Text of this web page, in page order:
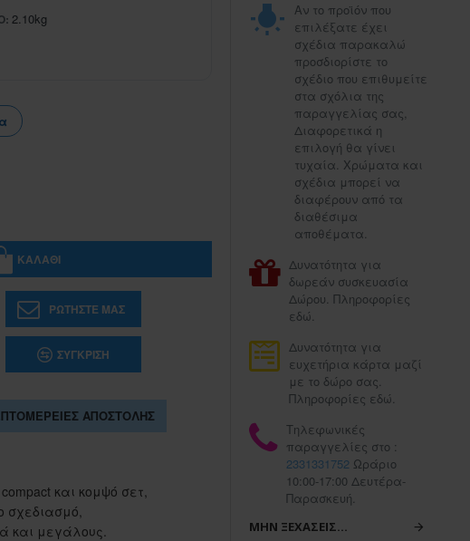
2.10kg
ΚΑΛΆΘΙ
ΡΩΤΉΣΤΕ ΜΑΣ
ΣΎΓΚΡΙΣΗ
ΑΠΟΣΤΟΛΉΣ
και κομψό σετ,
σχεδιασμό,
και μεγάλους.
Αν το προϊόν που
επιλέξατε έχει
σχέδια παρακαλώ
προσδιορίστε το
σχέδιο που επιθυμείτε
στα σχόλια της
παραγγελίας σας,
Διαφορετικά η
επιλογή θα γίνει
τυχαία. Χρώματα και
σχέδια μπορεί να
διαφέρουν από τα
διαθέσιμα
αποθέματα.
Δυνατότητα για
δωρεάν συσκευασία
Δώρου. Πληροφορίες
εδώ.
Δυνατότητα για
ευχετήρια κάρτα μαζί
με το δώρο σας.
Πληροφορίες εδώ.
Τηλεφωνικές
παραγγελίες στο :
2331331752 Ωράριο
10:00-17:00 Δευτέρα-
Παρασκευή.
ΜΗΝ ΞΕΧΆΣΕΙΣ...